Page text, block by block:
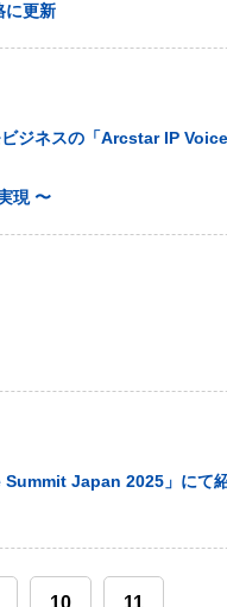
に更新
ジネスの「Arcstar IP
現 〜
Japan 2025」にて
10 11